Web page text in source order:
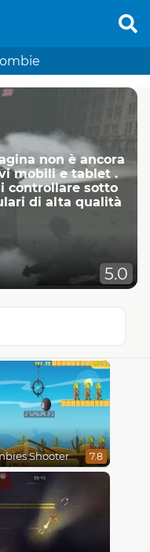
non è ancora
mobili e tablet .
controllare sotto
di alta qualità
5.0
Shooter 7.8